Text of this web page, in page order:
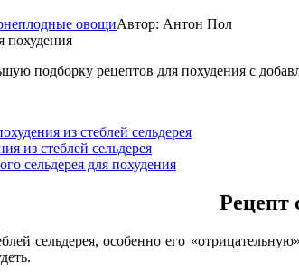
овощиАвтор: Антон Пол
подборку рецептов для похудения с
из стеблей сельдерея
из стеблей сельдерея
сельдерея для похудения
Рецепт
сельдерея, особенно его